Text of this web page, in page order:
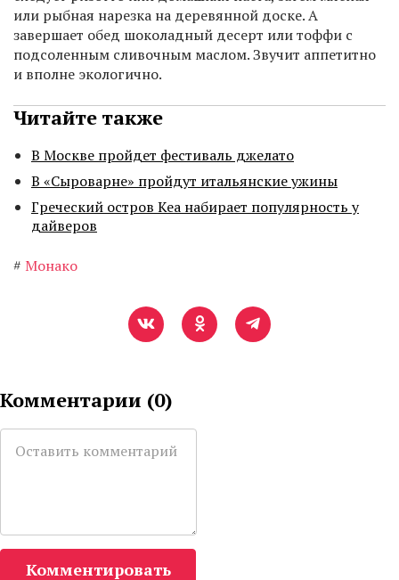
или рыбная нарезка на деревянной доске. А
завершает обед шоколадный десерт или тоффи с
подсоленным сливочным маслом. Звучит аппетитно
и вполне экологично.
Читайте также
В Москве пройдет фестиваль джелато
В «Сыроварне» пройдут итальянские ужины
Греческий остров Кеа набирает популярность у
дайверов
# Монако
Комментарии (0)
Комментировать